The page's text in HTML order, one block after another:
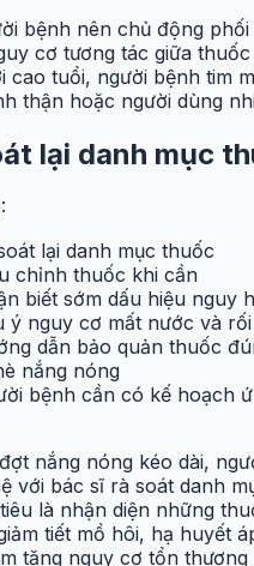
bệnh nên chủ động
cơ tương tác giữa
cao tuổi, người bệnh tim
thận hoặc người dùng
lại danh mục
lại danh mục thuốc
chỉnh thuốc khi cần
biết sớm dấu hiệu nguy
ý nguy cơ mất nước và
dẫn bảo quản thuốc
nắng nóng
bệnh cần có kế hoạch
nắng nóng kéo dài,
với bác sĩ rà soát danh
là nhận diện những
tiết mồ hôi, hạ huyết
tăng nguy cơ tổn